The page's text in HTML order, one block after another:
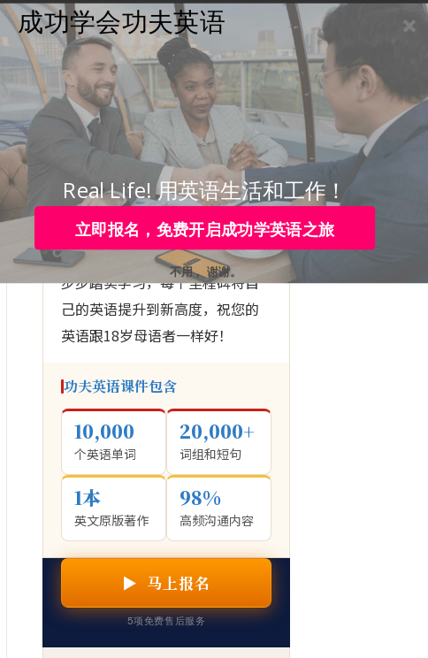
学员登录
咨询热线：4006-979-088 或 0755-88820630
▶ KUNGFU ENGLISH
下定决心
成功学会英语
跟随功夫英语的10个里程碑， 一
步步踏实学习，每个里程碑将自
己的英语提升到新高度，祝您的
英语跟18岁母语者一样好！
功夫英语课件包含
10,000
个英语单词
20,000+
词组和短句
1本
英文原版著作
98%
高频沟通内容
▶ 马上报名
5项免费售后服务
立即报名，免费开启成功学英语之旅
成功学会功夫英语
Real Life! 用英语生活和工作！
不用， 谢谢。